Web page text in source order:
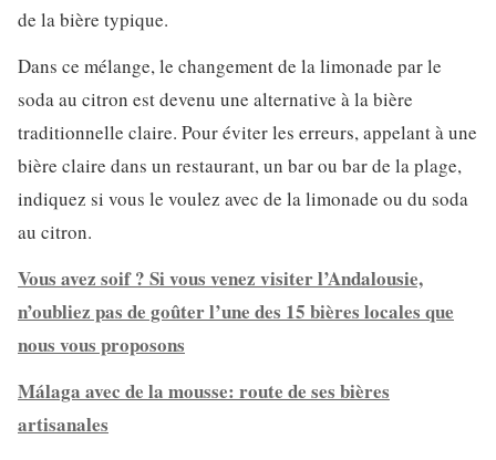
de la bière typique.
Dans ce mélange, le changement de la limonade par le
soda au citron est devenu une alternative à la bière
traditionnelle claire. Pour éviter les erreurs, appelant à une
bière claire dans un restaurant, un bar ou bar de la plage,
indiquez si vous le voulez avec de la limonade ou du soda
au citron.
Vous avez soif ? Si vous venez visiter l’Andalousie,
n’oubliez pas de goûter l’une des 15 bières locales que
nous vous proposons
Málaga avec de la mousse: route de ses bières
artisanales